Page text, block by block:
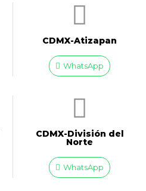
CDMX-Atizapan
WhatsApp
CDMX-División del
Norte
WhatsApp